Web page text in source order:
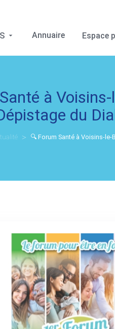
Annuaire Espace
à
du
🔍 Forum Santé à Voisins-